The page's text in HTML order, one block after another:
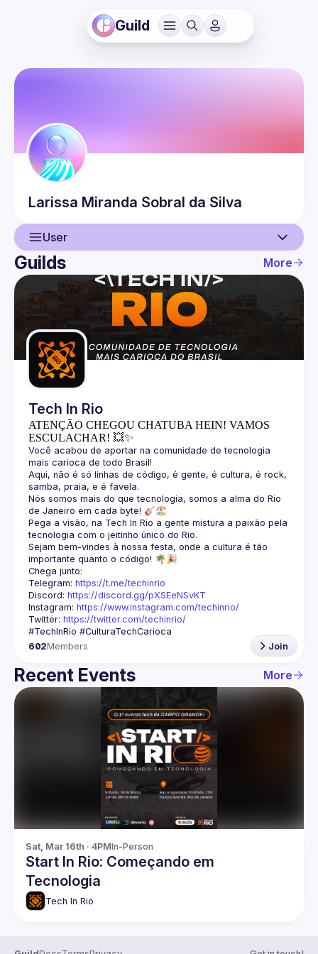
Guild
Larissa Miranda Sobral da Silva
User
User
Events
Guilds
Guilds More
Tech In Rio
ATENÇÃO CHEGOU CHATUBA HEIN! VAMOS
ESCULACHAR! 💥✨
Você acabou de aportar na comunidade de tecnologia
Aqui, não é só linhas de código, é gente, é cultura, é rock,
Nós somos mais do que tecnologia, somos a alma do Rio
Pega a visão, na Tech In Rio a gente mistura a paixão pela
Sejam bem-vindes à nossa festa, onde a cultura é tão
Telegram: https://t.me/techinrio
Discord: https://discord.gg/pXSEeNSvKT
Instagram: https://www.instagram.com/techinrio/
Twitter: https://twitter.com/techinrio/
602Members Join
Recent Events More
Sat, Mar 16th · 4PMIn-Person
Start In Rio: Começando em
Tecnologia
Tech In Rio